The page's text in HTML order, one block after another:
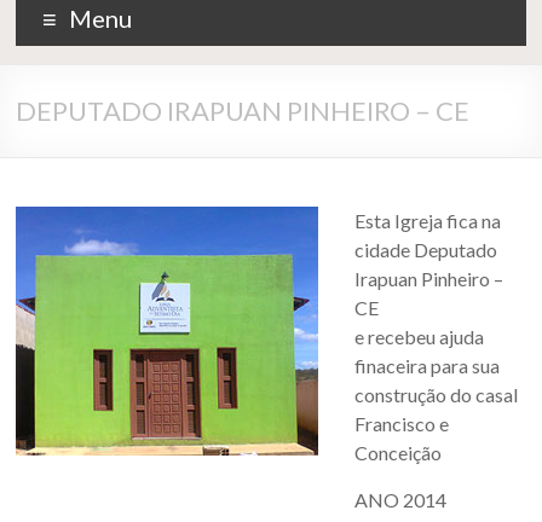
Menu
DEPUTADO IRAPUAN PINHEIRO – CE
Esta Igreja fica na
cidade Deputado
Irapuan Pinheiro –
CE
e recebeu ajuda
finaceira para sua
construção do casal
Francisco e
Conceição
ANO 2014